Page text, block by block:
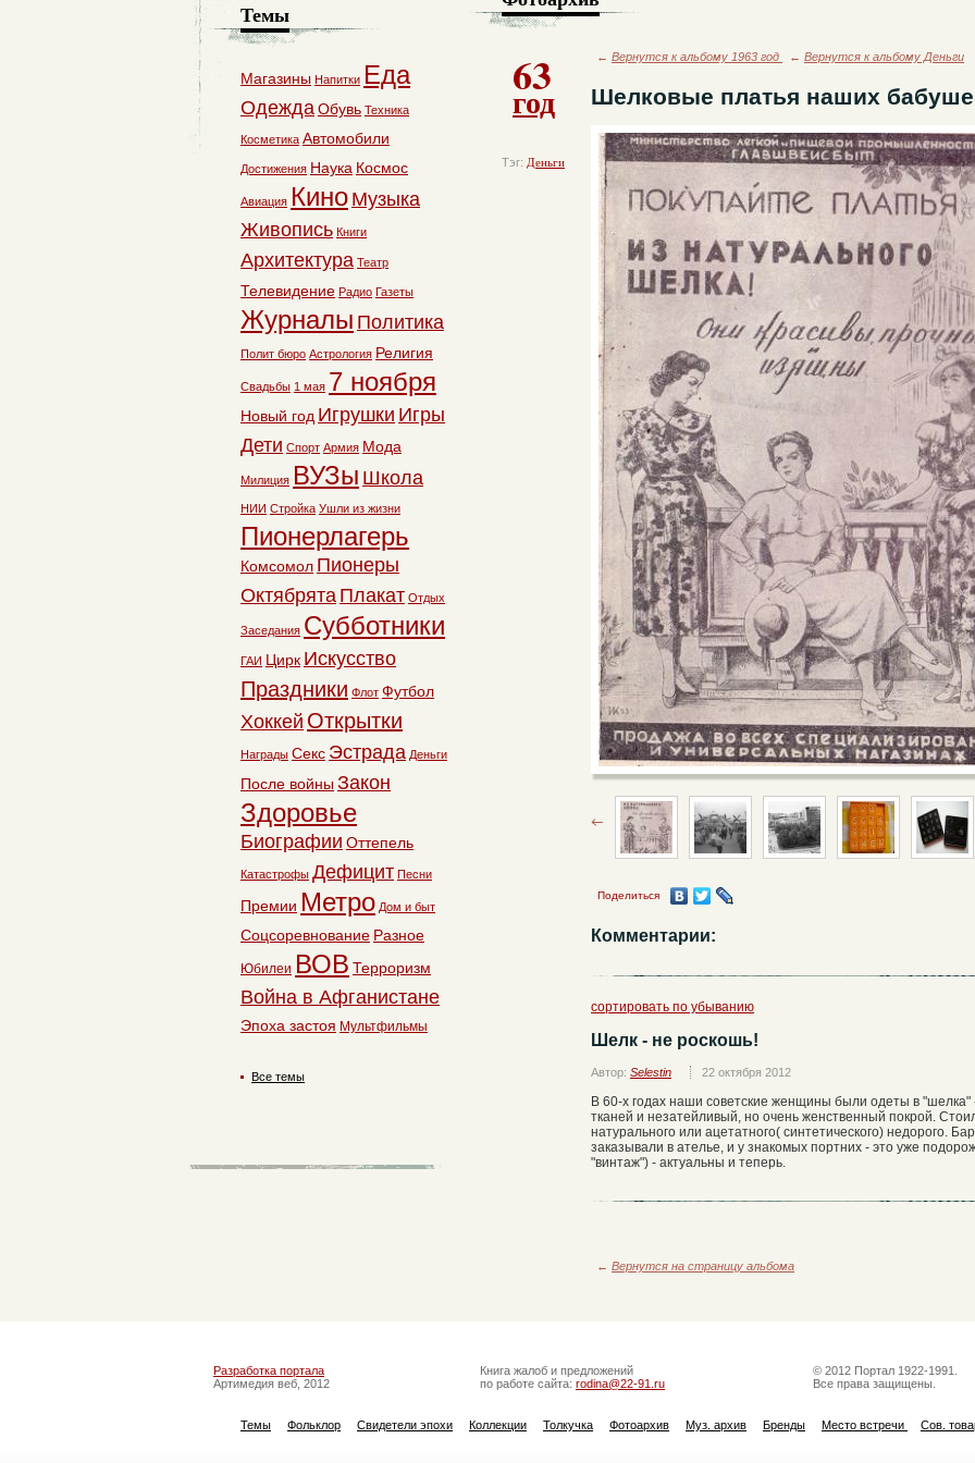
63
год
Тэг: Деньги
← Вернутся к альбому 1963 год ← Вернутся к альбому Деньги
Шелковые платья наших
Поделиться
Комментарии:
сортировать по убыванию
Шелк - не роскошь!
Автор: Selestin 22 октября 2012
В 60-х годах наши советские женщины были одеты в
тканей и незатейливый, но очень женственный покрой.
натурального или ацетатного( синтетического) недорого.
заказывали в ателье, и у знакомых портних - это уже
"винтаж") - актуальны и теперь.
← Вернутся на страницу альбома
Темы
Магазины Напитки Еда
ОдеждаОбувь Техника
Косметика Автомобили
Достижения Наука Космос
Авиация Кино Музыка
Живопись Книги
Архитектура Театр
Телевидение Радио Газеты
Журналы Политика
Полит бюро Астрология Религия
Свадьбы 1 мая 7 ноября
Новый год Игрушки Игры
Дети Спорт Армия Мода
Милиция ВУЗы Школа
НИИ Стройка Ушли из жизни
Пионерлагерь
Комсомол Пионеры
Октябрята Плакат Отдых
Заседания Субботники
ГАИ Цирк Искусство
Праздники Флот Футбол
Хоккей Открытки
Награды Секс Эстрада Деньги
После войны Закон
Здоровье
Биографии Оттепель
Катастрофы Дефицит Песни
Премии Метро Дом и быт
Соцсоревнование Разное
Юбилеи ВОВ Терроризм
Война в Афганистане
Эпоха застоя Мультфильмы
Все темы
Разработка портала
Артимедия веб, 2012
Книга жалоб и предложений
по работе сайта: rodina@22-91.ru
© 2012 Портал 1922-1991.
Все права защищены.
Темы Фольклор Свидетели эпохи Коллекции Толкучка Фотоархив Муз. архив Бренды Место встречи Сов.